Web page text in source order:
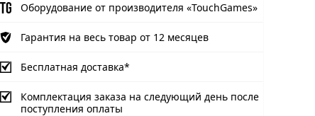
Оборудование от производителя «TouchGames»
Гарантия на весь товар от 12 месяцев
Бесплатная доставка*
Комплектация заказа на следующий день после
поступления оплаты